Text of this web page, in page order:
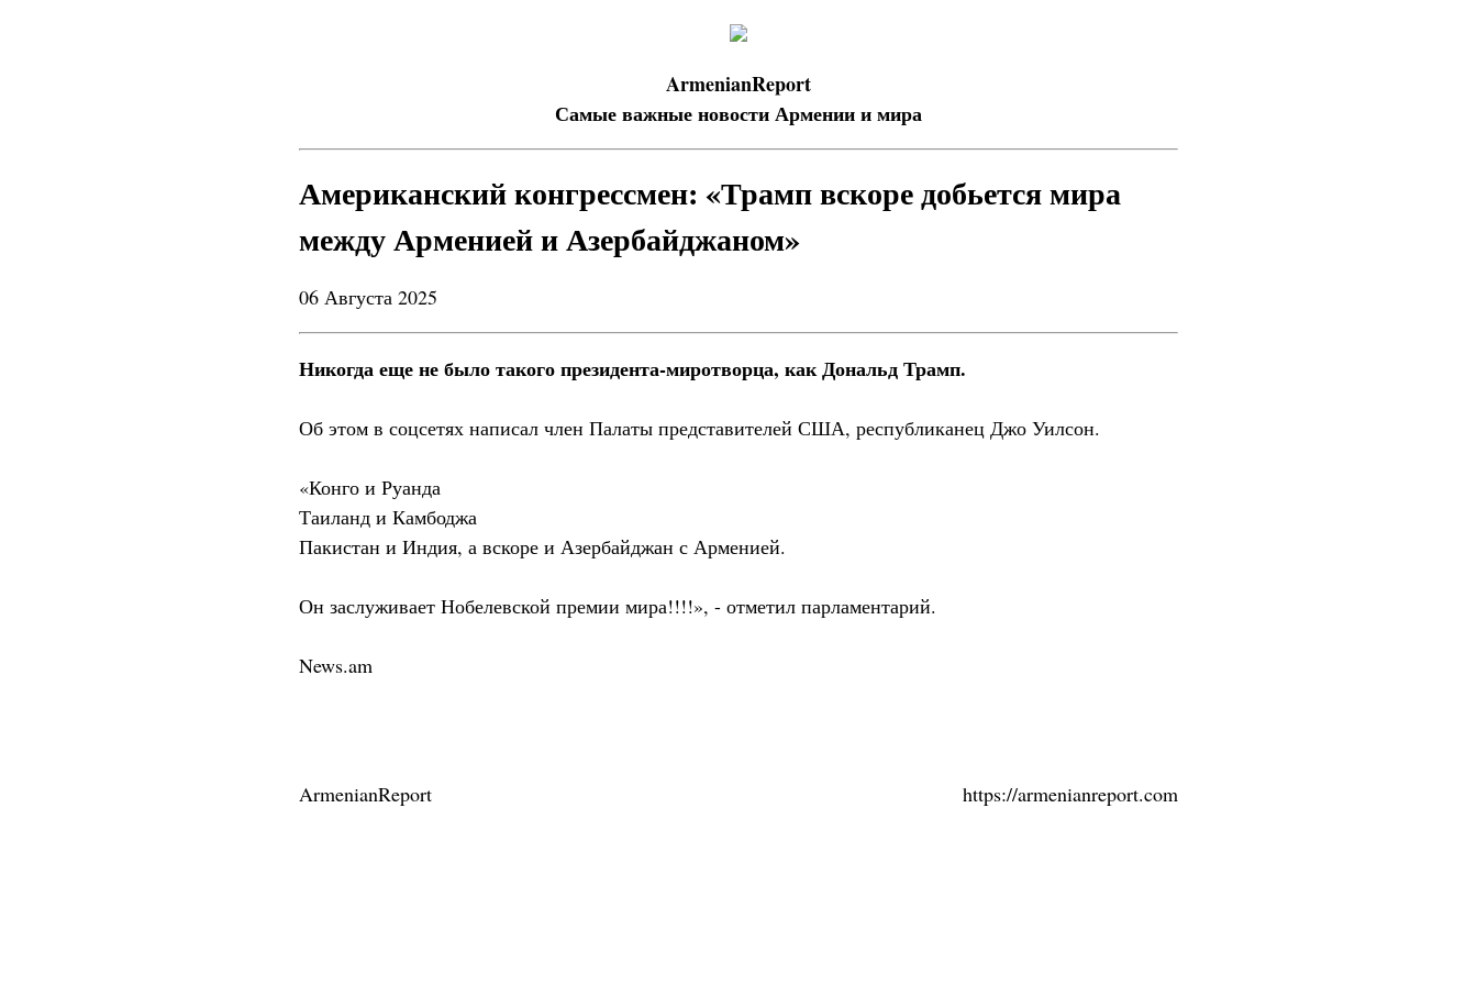
ArmenianReport
Самые важные новости Армении и мира
Американский конгрессмен: «Трамп вскоре добьется мира
между Арменией и Азербайджаном»
06 Августа 2025
Никогда еще не было такого президента-миротворца, как Дональд Трамп.
Об этом в соцсетях написал член Палаты представителей США, республиканец Джо Уилсон.
«Конго и Руанда
Таиланд и Камбоджа
Пакистан и Индия, а вскоре и Азербайджан с Арменией.
Он заслуживает Нобелевской премии мира!!!!», - отметил парламентарий.
News.am
ArmenianReport https://armenianreport.com